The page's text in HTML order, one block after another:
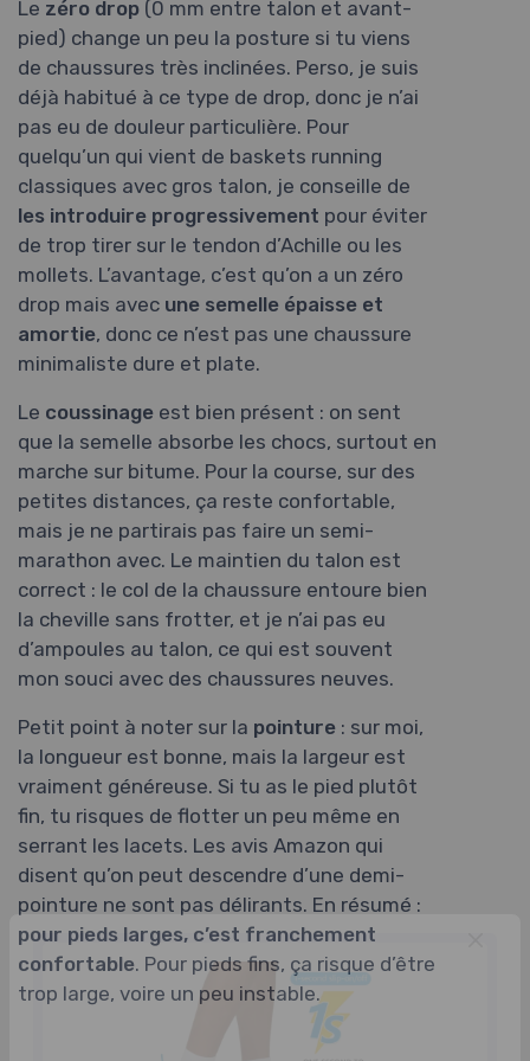
Le zéro drop (0 mm entre talon et avant-
pied) change un peu la posture si tu viens
de chaussures très inclinées. Perso, je suis
déjà habitué à ce type de drop, donc je n’ai
pas eu de douleur particulière. Pour
quelqu’un qui vient de baskets running
classiques avec gros talon, je conseille de
les introduire progressivement pour éviter
de trop tirer sur le tendon d’Achille ou les
mollets. L’avantage, c’est qu’on a un zéro
drop mais avec une semelle épaisse et
amortie, donc ce n’est pas une chaussure
minimaliste dure et plate.
Le coussinage est bien présent : on sent
que la semelle absorbe les chocs, surtout en
marche sur bitume. Pour la course, sur des
petites distances, ça reste confortable,
mais je ne partirais pas faire un semi-
marathon avec. Le maintien du talon est
correct : le col de la chaussure entoure bien
la cheville sans frotter, et je n’ai pas eu
d’ampoules au talon, ce qui est souvent
mon souci avec des chaussures neuves.
Petit point à noter sur la pointure : sur moi,
la longueur est bonne, mais la largeur est
vraiment généreuse. Si tu as le pied plutôt
fin, tu risques de flotter un peu même en
serrant les lacets. Les avis Amazon qui
disent qu’on peut descendre d’une demi-
pointure ne sont pas délirants. En résumé :
pour pieds larges, c’est franchement
confortable. Pour pieds fins, ça risque d’être
trop large, voire un peu instable.